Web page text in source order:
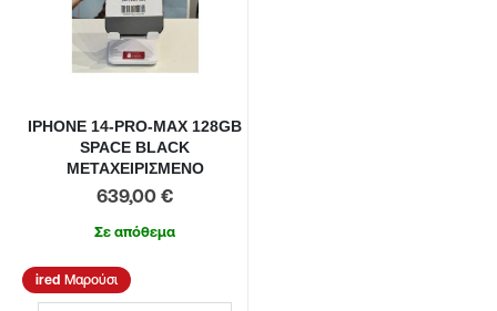
IPHONE 14-PRO-MAX 128GB
SPACE BLACK
ΜΕΤΑΧΕΙΡΙΣΜΕΝΟ
639,00 €
Σε απόθεμα
Μαρούσι